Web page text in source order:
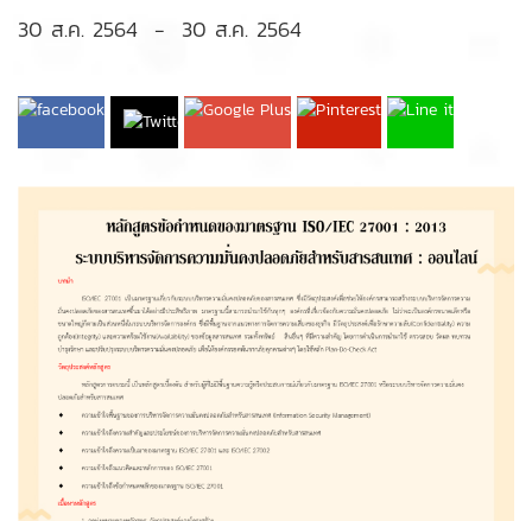
30 ส.ค. 2564 - 30 ส.ค. 2564